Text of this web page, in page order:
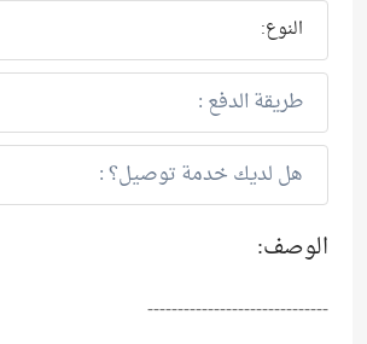
النوع:
طريقة الدفع :
هل لديك خدمة توصيل؟ :
الوصف:
------------------------------